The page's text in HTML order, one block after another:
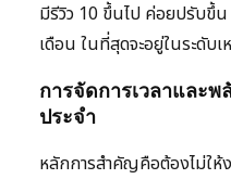
มีรีวิว 10 ขึ้นไป ค่อยปรับขึ้
เดือน ในที่สุดจะอยู่ในระดับ
การจัดการเวลาและพ
ประจำ
หลักการสำคัญคือต้องไม่ให้ง